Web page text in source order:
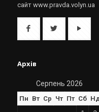
сайт www.pravda.volyn.ua
Архів
Серпень 2026
Пн Вт Ср Чт Пт Сб